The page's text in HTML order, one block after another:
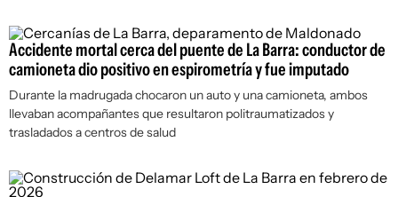
Accidente mortal cerca del puente de La Barra: conductor de
camioneta dio positivo en espirometría y fue imputado
Durante la madrugada chocaron un auto y una camioneta, ambos
llevaban acompañantes que resultaron politraumatizados y
trasladados a centros de salud